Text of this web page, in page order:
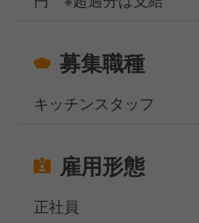
募集職種
キッチンスタッフ
雇用形態
正社員